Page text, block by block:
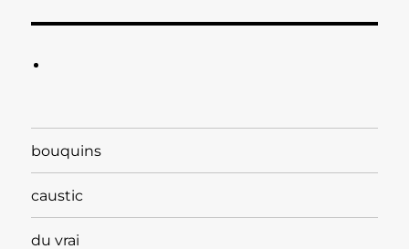
bouquins
caustic
du vrai